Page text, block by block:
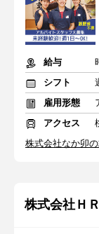
給与
シフト
雇用形態
アクセス
株式会社なか卯
株式会社Ｈ